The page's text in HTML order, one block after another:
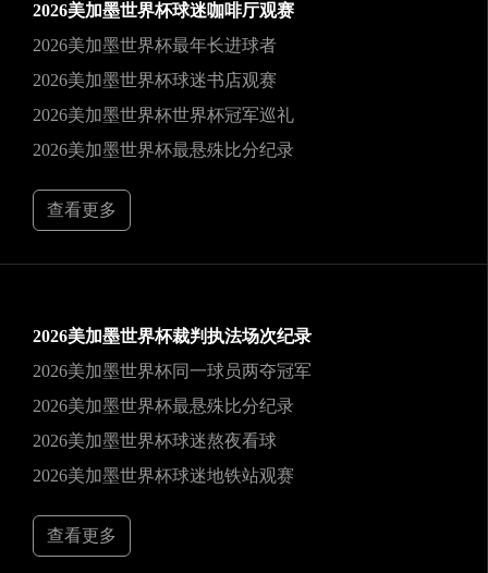
2026美加墨世界杯球迷咖啡厅观赛
2026美加墨世界杯最年长进球者
2026美加墨世界杯球迷书店观赛
2026美加墨世界杯世界杯冠军巡礼
2026美加墨世界杯最悬殊比分纪录
查看更多
2026美加墨世界杯裁判执法场次纪录
2026美加墨世界杯同一球员两夺冠军
2026美加墨世界杯最悬殊比分纪录
2026美加墨世界杯球迷熬夜看球
2026美加墨世界杯球迷地铁站观赛
查看更多